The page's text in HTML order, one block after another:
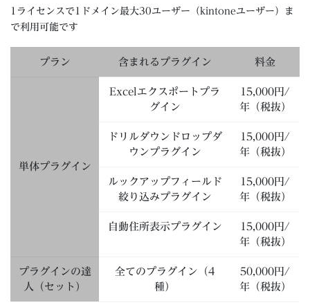
1ライセンスで1ドメイン最大30ユーザー（kintoneユーザー）ま
で利用可能です
プラン 含まれるプラグイン 料金
単体プラグイン
Excelエクスポートプラ
グイン
15,000円/
年（税抜）
ドリルダウンドロップダ
ウンプラグイン
15,000円/
年（税抜）
ルックアップフィールド
絞り込みプラグイン
15,000円/
年（税抜）
自動住所表示プラグイン
15,000円/
年（税抜）
プラグインの達
人（セット）
全てのプラグイン（4
種）
50,000円/
年（税抜）